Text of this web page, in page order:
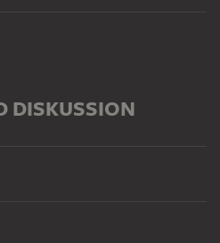
DISKUSSION